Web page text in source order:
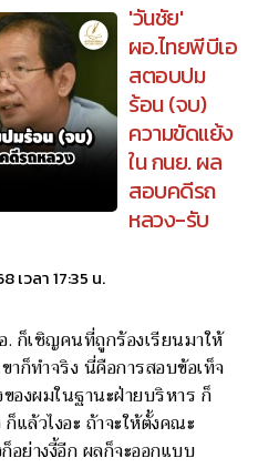
'วันชัย'
ผอ.ไทยพีบีเอ
สตอบปม
ร้อน (จบ)
ความขัดแย้ง
ใน กนย. ผล
สอบคดีรถ
หลวง-รับ
เวลา 17:35 น.
. ก็เชิญคนที่ถูกร้องเรียนมาให้
าก็ทำจริง นี่คือการสอบข้อเท็จ
องผมในฐานะฝ่ายบริหาร ก็
แล้วไงอะ ถ้าจะให้ตั้งคณะ
อย่างงี้อีก ผลก็จะออกแบบ